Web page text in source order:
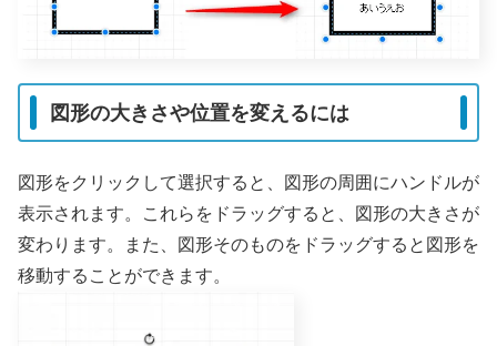
図形の大きさや位置を変えるには
図形をクリックして選択すると、図形の周囲にハンドルが
表示されます。これらをドラッグすると、図形の大きさが
変わります。また、図形そのものをドラッグすると図形を
移動することができます。